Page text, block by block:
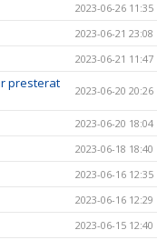
2023-06-26 11:35
2023-06-21 23:08
2023-06-21 11:47
presterat
2023-06-20 20:26
2023-06-20 18:04
2023-06-18 18:40
2023-06-16 12:35
2023-06-16 12:29
2023-06-15 12:40